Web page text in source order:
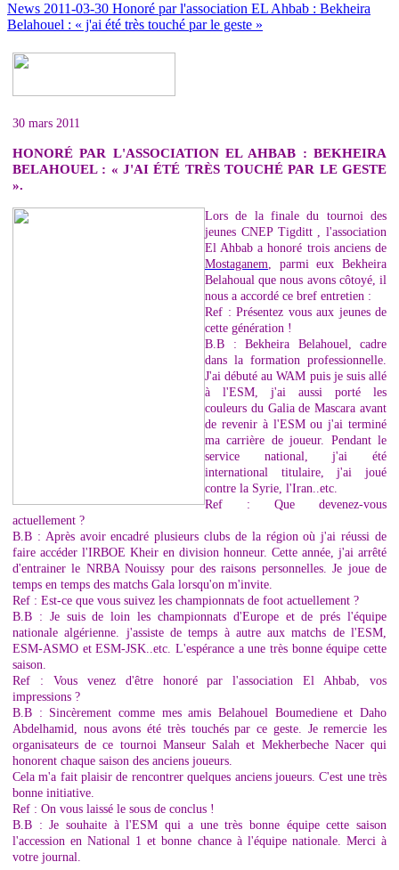
News 2011-03-30 Honoré par l'association EL Ahbab : Bekheira
Belahouel : « j'ai été très touché par le geste »
30 mars 2011
HONORÉ PAR L'ASSOCIATION EL AHBAB : BEKHEIRA
BELAHOUEL : « J'AI ÉTÉ TRÈS TOUCHÉ PAR LE GESTE
».
Lors de la finale du tournoi des
jeunes CNEP Tigditt , l'association
El Ahbab a honoré trois anciens de
Mostaganem, parmi eux Bekheira
Belahoual que nous avons côtoyé, il
nous a accordé ce bref entretien :
Ref : Présentez vous aux jeunes de
cette génération !
B.B : Bekheira Belahouel, cadre
dans la formation professionnelle.
J'ai débuté au WAM puis je suis allé
à l'ESM, j'ai aussi porté les
couleurs du Galia de Mascara avant
de revenir à l'ESM ou j'ai terminé
ma carrière de joueur. Pendant le
service national, j'ai été
international titulaire, j'ai joué
contre la Syrie, l'Iran..etc.
Ref : Que devenez-vous
actuellement ?
B.B : Après avoir encadré plusieurs clubs de la région où j'ai réussi de
faire accéder l'IRBOE Kheir en division honneur. Cette année, j'ai arrêté
d'entrainer le NRBA Nouissy pour des raisons personnelles. Je joue de
temps en temps des matchs Gala lorsqu'on m'invite.
Ref : Est-ce que vous suivez les championnats de foot actuellement ?
B.B : Je suis de loin les championnats d'Europe et de prés l'équipe
nationale algérienne. j'assiste de temps à autre aux matchs de l'ESM,
ESM-ASMO et ESM-JSK..etc. L'espérance a une très bonne équipe cette
saison.
Ref : Vous venez d'être honoré par l'association El Ahbab, vos
impressions ?
B.B : Sincèrement comme mes amis Belahouel Boumediene et Daho
Abdelhamid, nous avons été très touchés par ce geste. Je remercie les
organisateurs de ce tournoi Manseur Salah et Mekherbeche Nacer qui
honorent chaque saison des anciens joueurs.
Cela m'a fait plaisir de rencontrer quelques anciens joueurs. C'est une très
bonne initiative.
Ref : On vous laissé le sous de conclus !
B.B : Je souhaite à l'ESM qui a une très bonne équipe cette saison
l'accession en National 1 et bonne chance à l'équipe nationale. Merci à
votre journal.